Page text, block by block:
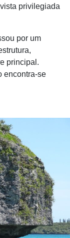
privilegiada
por um
principal.
encontra-se